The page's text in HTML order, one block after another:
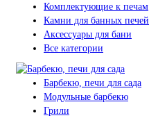
Комплектующие к печам
Камни для банных печей
Аксессуары для бани
Все категории
Барбекю, печи для сада
Модульные барбекю
Грили